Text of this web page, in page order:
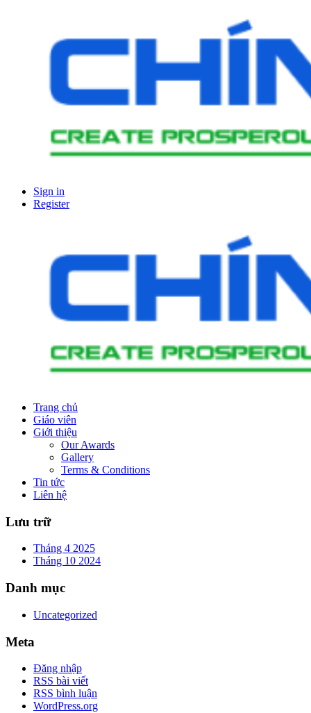
Sign in
Register
Trang chủ
Giáo viên
Giới thiệu
Our Awards
Gallery
Terms & Conditions
Tin tức
Liên hệ
Lưu trữ
Tháng 4 2025
Tháng 10 2024
Danh mục
Uncategorized
Meta
Đăng nhập
RSS bài viết
RSS bình luận
WordPress.org